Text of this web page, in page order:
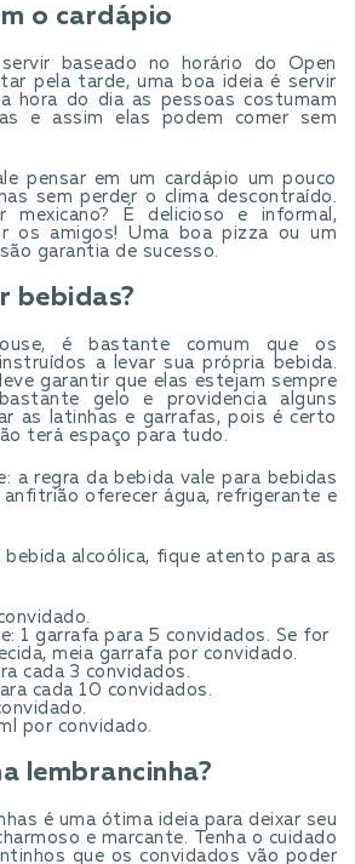
o cardápio
baseado no horário do Open
pela tarde, uma boa ideia é servir
hora do dia as pessoas costumam
e assim elas podem comer sem
pensar em um cardápio um pouco
sem perder o clima descontraído.
É delicioso e informal,
os amigos! Uma boa pizza ou um
garantia de sucesso.
bebidas?
é bastante comum que os
a levar sua própria bebida.
garantir que elas estejam sempre
gelo e providencia alguns
as latinhas e garrafas, pois é certo
terá espaço para tudo.
a regra da bebida vale para bebidas
anfitrião oferecer água, refrigerante e
alcoólica, fique atento para as
1 garrafa para 5 convidados. Se for
meia garrafa por convidado.
cada 3 convidados.
cada 10 convidados.
por convidado.
lembrancinha?
é uma ótima ideia para deixar seu
e marcante. Tenha o cuidado
que os convidados vão poder